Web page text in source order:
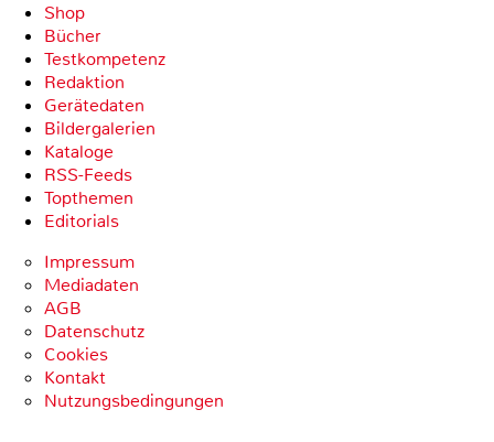
Shop
Bücher
Testkompetenz
Redaktion
Gerätedaten
Bildergalerien
Kataloge
RSS-Feeds
Topthemen
Editorials
Impressum
Mediadaten
AGB
Datenschutz
Cookies
Kontakt
Nutzungsbedingungen